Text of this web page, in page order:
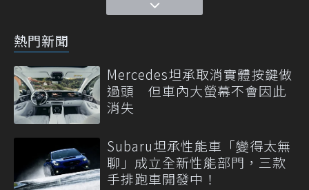
熱門新聞
Mercedes坦承取消實體按鍵做
過頭 但車內大螢幕不會因此
消失
Subaru坦承性能車「變得太無
聊」成立全新性能部門，三款
手排跑車開發中！